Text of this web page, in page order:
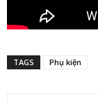
TAGS Phụ kiện